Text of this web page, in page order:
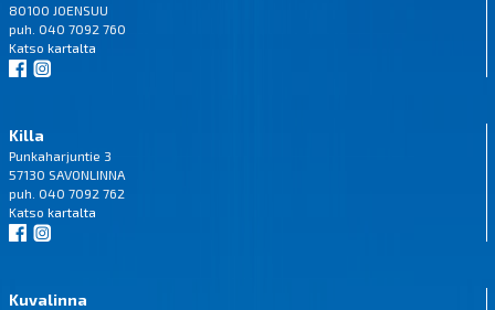
80100 JOENSUU
puh. 040 7092 760
Katso kartalta
Killa
Punkaharjuntie 3
57130 SAVONLINNA
puh. 040 7092 762
Katso kartalta
Kuvalinna